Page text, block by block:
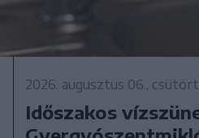
2026. augusztus 06.,
Időszakos